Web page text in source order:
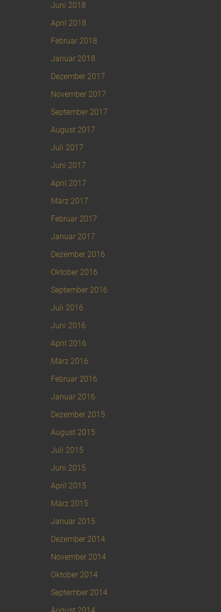
Juni 2018
April 2018
Februar 2018
Januar 2018
Dezember 2017
November 2017
September 2017
August 2017
Juli 2017
Juni 2017
April 2017
März 2017
Februar 2017
Januar 2017
Dezember 2016
Oktober 2016
September 2016
Juli 2016
Juni 2016
April 2016
März 2016
Februar 2016
Januar 2016
Dezember 2015
August 2015
Juli 2015
Juni 2015
April 2015
März 2015
Januar 2015
Dezember 2014
November 2014
Oktober 2014
September 2014